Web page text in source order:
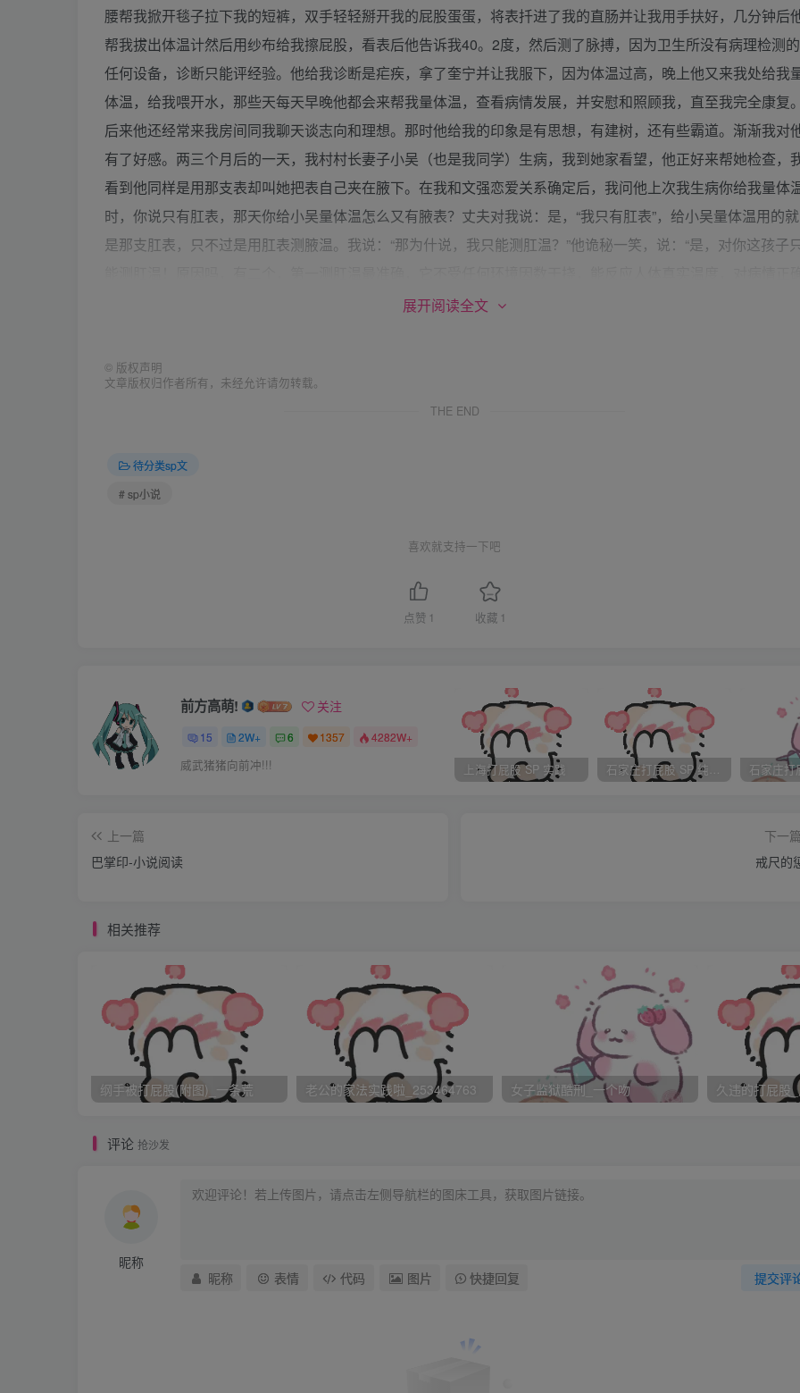
腰帮我掀开毯子拉下我的短裤，双手轻轻掰开我的屁股蛋蛋，将表扦进了我的直肠并让我用手扶好，几分钟后
帮我拔出体温计然后用纱布给我擦屁股，看表后他告诉我40。2度，然后测了脉搏，因为卫生所没有病理检测的
任何设备，诊断只能评经验。他给我诊断是疟疾，拿了奎宁并让我服下，因为体温过高，晚上他又来我处给我
体温，给我喂开水，那些天每天早晚他都会来帮我量体温，查看病情发展，并安慰和照顾我，直至我完全康复。
后来他还经常来我房间同我聊天谈志向和理想。那时他给我的印象是有思想，有建树，还有些霸道。渐渐我对
有了好感。两三个月后的一天，我村村长妻子小吴（也是我同学）生病，我到她家看望，他正好来帮她检查，
看到他同样是用那支表却叫她把表自己夹在腋下。在我和文强恋爱关系确定后，我问他上次我生病你给我量体
时，你说只有肛表，那天你给小吴量体温怎么又有腋表？丈夫对我说：是，“我只有肛表”，给小吴量体温用的就
是那支肛表，只不过是用肛表测腋温。我说：“那为什说，我只能测肛温？”他诡秘一笑，说：“是，对你这孩子只
诊断有利。第二因为你在我的心中只是个孩子，孩子当然测肛温，再说你还是我的心肝宝贝，我太喜欢你了，你
不可叫小强，我此你大就叫哥哥，我叫你小妹。叫错了哥会打你屁股的！
他去上大学给我留下一支体温表，后来每次来农村看望我，总会找到要给我测体温的理由。（尽管我不配合
他）他总是将我搬倒，把我按卧在他大腿上，将我的裤子拉至小腿关节，再将准备好的体温计插入我屁眼。76
工作也需要有人照料家务。从那以后我除了回乡取粮票，很少回农村，我回城后天天都在居室内，很无聊，每天
靠看书或织织毛线度日。当时政府机关要求年青人晚婚晚育，晚婚年龄男28女25或者二人年龄相加等于53周
时国家经济落后，我俩收入很低，（我无工作）国家又提倡计划生育。文强对我说：“我们将来只能生育一个孩
子。因此我俩要选择最好的受孕期，生一个高质量的小孩。”我问他怎样才能做到，他说要对我的生理周期做全
面的监控，并建立健康档案，从现在就要开始，他说每天早上在我起床前，为我测量基础体温，并将温度值描在
温，并做好记录。因为我坚持要将最神圣美好的一刻留到新婚之夜！婚前坚决不交欢！（尽管在他身边的我穿的
是开裆裤，每天睡在他怀里，头枕他右臂，右腿塔在他腰间，他左手摸看我屁股蛋蛋让我进入梦乡）白天他也
时会抱抱我，摸摸我屁股蛋，但他是正人君子，尊重我的坚持，只把我当着处处需要他照顾的小妹妹，让我守
最后一道防线！他每天晚上会将体温计洗净放在床头，他找来一个装珍珠霜的小瓶用开水洗净后装了半瓶猪油
歪了遮挡住了屁股沟，他就会帮我穿正），测量时他总是手扶着体温计。一直守护在我身旁。婚后通过一段和协
的婚姻生活，我才渐渐体会到丈夫要我穿开裆裤是出自对我一种特殊的关爱，的确我穿这款裤子让他对我管束
被打时屁股很痛）我还是经常会有意去激怒他！享受扒在丈夫腿上被打屁股的快活感！是夫爱？夹杂着更多的父
夫！！
记得78年10月底的一个晚上，洗浴后，我穿上了丈夫为我淮备好的蓝色大方格花布方领衬衫和那条由他亲自用
3号女式背带工作裤为我精心改制的开裆裤。（开裆的前后开口高度反复调整过几次，最后让我穿在身上确定高
矮，脱下后然后用缝纫机，车裤裆边和开口防裂托布。）让我坐在他怀里，骑车带我来到了一家裁缝店，裁缝
灯光昏暗，店主是一位五十开外的说话口吃的戴老花眼镜中年男人。丈夫对他说：“我妹妹自小没穿过新裤子，
人这时好象才注意到我这个穿着肥大开裆裤，露着屁股蛋蛋的女孩。他取来皮尺，打开一盏大灯，把我拉到灯
旁，丈夫也蹲在我身旁，看着他搬弄着我左转右转给我做了一一测量，如我的腰围、臀围、裆长、裤长、横裆、
手背几次触到我的身体。丈夫对裁缝说：“做二条背带开裆秋裤、前部开裆要开下些，裤腰至吊裆1/2处，后部开
展开阅读全文
© 版权声明
文章版权归作者所有，未经允许请勿转载。
THE END
待分类sp文
# sp小说
喜欢就支持一下吧
点赞 1 收藏 1
前方高萌! 关注
15 2W+ 6 1357 4282W+
威武猪猪向前冲!!! 上海打屁股 SP 实践 石家庄打屁股 SP 纯实践
上一篇
巴掌印-小说阅读
下一篇
戒尺的
相关推荐
纲手被打屁股(附图)_一条荒 老公的家法实践啦_253464763 女子监狱酷刑_一个吻 久违的打屁股_
评论 抢沙发
昵称
提交评
昵称 表情 代码 图片 快捷回复